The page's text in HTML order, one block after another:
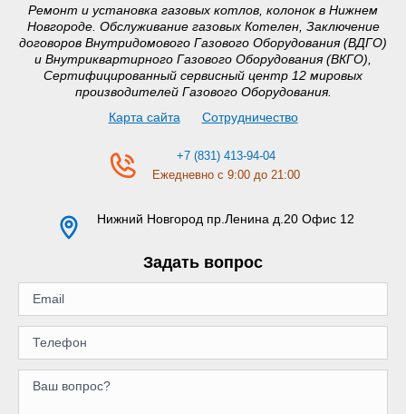
Ремонт и установка газовых котлов, колонок в Нижнем
Новгороде. Обслуживание газовых Котелен, Заключение
договоров Внутридомового Газового Оборудования (ВДГО)
и Внутриквартирного Газового Оборудования (ВКГО),
Сертифицированный сервисный центр 12 мировых
производителей Газового Оборудования.
Карта сайта
Сотрудничество
+7 (831) 413-94-04
Ежедневно с 9:00 до 21:00
Нижний Новгород пр.Ленина д.20 Офис 12
Задать вопрос